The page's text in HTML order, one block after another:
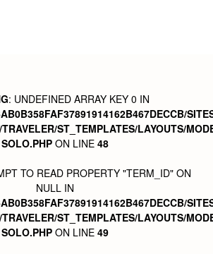
: UNDEFINED ARRAY KEY 0 IN
ST_TEMPLATES/LAYOUTS/
SOLO.PHP ON LINE 48
TO READ PROPERTY "TERM_ID" ON
NULL IN
ST_TEMPLATES/LAYOUTS/
SOLO.PHP ON LINE 49